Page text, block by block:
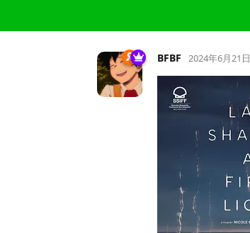
BFBF 2024年6月21日